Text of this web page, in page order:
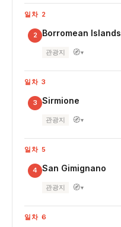
일차 2
2 Borromean Islands
관광지 🧭▾
일차 3
3 Sirmione
관광지 🧭▾
일차 5
4 San Gimignano
관광지 🧭▾
일차 6